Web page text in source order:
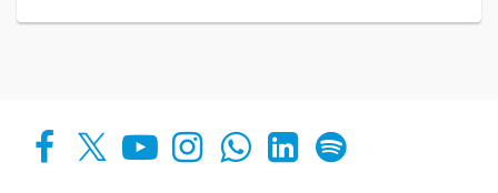
Facebook
X YouTube
Instagram
Whats AppLinkedIn
Spotify